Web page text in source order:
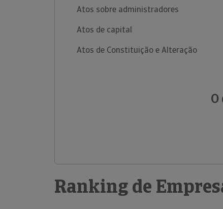
Atos sobre administradores
Atos de capital
Atos de Constituição e Alteração
Ranking de